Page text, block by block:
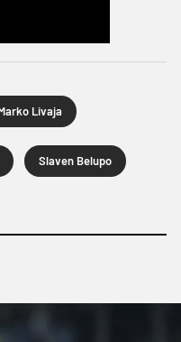
Livaja
Slaven Belupo